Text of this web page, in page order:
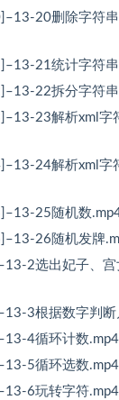
20删除字符
21统计字符
22拆分字符
23解析xml字
24解析xml字
25随机数
26随机发牌
2选出妃子、宫
3根据数字判
4循环计数
5循环选数
6玩转字符